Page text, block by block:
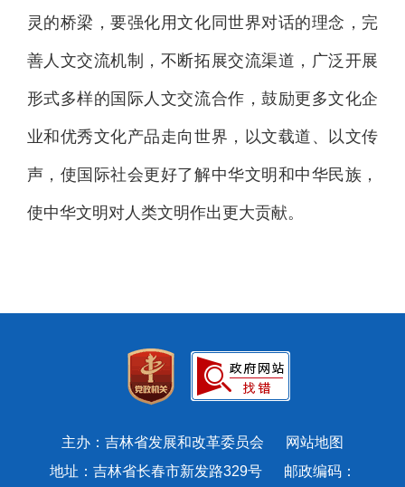
灵的桥梁，要强化用文化同世界对话的理念，完
善人文交流机制，不断拓展交流渠道，广泛开展
形式多样的国际人文交流合作，鼓励更多文化企
业和优秀文化产品走向世界，以文载道、以文传
声，使国际社会更好了解中华文明和中华民族，
使中华文明对人类文明作出更大贡献。
主办：吉林省发展和改革委员会
网站地图
地址：吉林省长春市新发路329号 邮政编码：